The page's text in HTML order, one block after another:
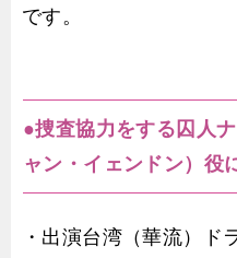
です。
●捜査協力をする囚人
ャン・イェンドン）役
・出演台湾（華流）ド